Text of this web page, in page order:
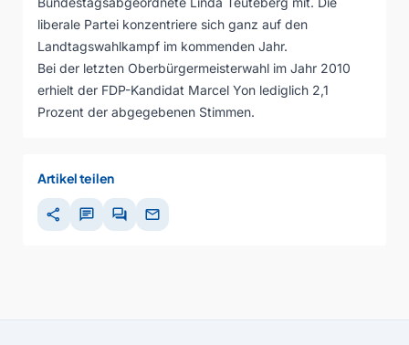
liberale Partei konzentriere sich ganz auf den
Landtagswahlkampf im kommenden Jahr.
Bei der letzten Oberbürgermeisterwahl im Jahr 2010
erhielt der FDP-Kandidat Marcel Yon lediglich 2,1
Prozent der abgegebenen Stimmen.
Artikel teilen
share chat forum mail